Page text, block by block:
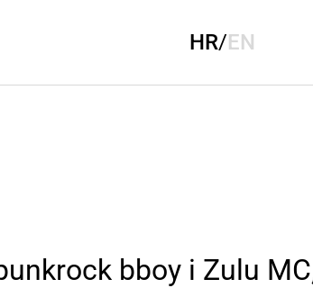
HR/EN
bboy i Zulu